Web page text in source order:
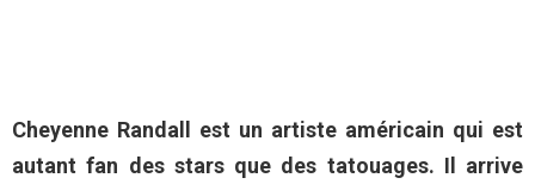
Cheyenne Randall est un artiste américain qui est
autant fan des stars que des tatouages. Il arrive